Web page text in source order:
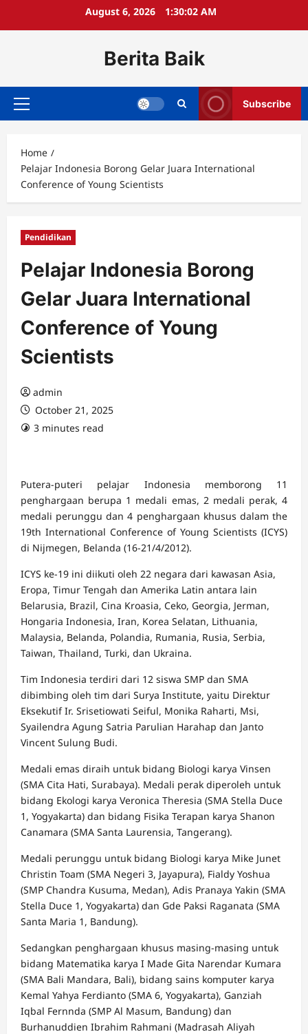
August 6, 2026 1:30:02 AM
Berita Baik
Primary
Subscribe
Home
Pelajar Indonesia Borong Gelar Juara International
Conference of Young Scientists
Pendidikan
Pelajar Indonesia Borong
Gelar Juara International
Conference of Young
Scientists
admin
October 21, 2025
3 minutes read
Putera-puteri pelajar Indonesia memborong 11
penghargaan berupa 1 medali emas, 2 medali perak, 4
medali perunggu dan 4 penghargaan khusus dalam the
19th International Conference of Young Scientists (ICYS)
di Nijmegen, Belanda (16-21/4/2012).
ICYS ke-19 ini diikuti oleh 22 negara dari kawasan Asia,
Eropa, Timur Tengah dan Amerika Latin antara lain
Belarusia, Brazil, Cina Kroasia, Ceko, Georgia, Jerman,
Hongaria Indonesia, Iran, Korea Selatan, Lithuania,
Malaysia, Belanda, Polandia, Rumania, Rusia, Serbia,
Taiwan, Thailand, Turki, dan Ukraina.
Tim Indonesia terdiri dari 12 siswa SMP dan SMA
dibimbing oleh tim dari Surya Institute, yaitu Direktur
Eksekutif Ir. Srisetiowati Seiful, Monika Raharti, Msi,
Syailendra Agung Satria Parulian Harahap dan Janto
Vincent Sulung Budi.
Medali emas diraih untuk bidang Biologi karya Vinsen
(SMA Cita Hati, Surabaya). Medali perak diperoleh untuk
bidang Ekologi karya Veronica Theresia (SMA Stella Duce
1, Yogyakarta) dan bidang Fisika Terapan karya Shanon
Canamara (SMA Santa Laurensia, Tangerang).
Medali perunggu untuk bidang Biologi karya Mike Junet
Christin Toam (SMA Negeri 3, Jayapura), Fialdy Yoshua
(SMP Chandra Kusuma, Medan), Adis Pranaya Yakin (SMA
Stella Duce 1, Yogyakarta) dan Gde Paksi Raganata (SMA
Santa Maria 1, Bandung).
Sedangkan penghargaan khusus masing-masing untuk
bidang Matematika karya I Made Gita Narendar Kumara
(SMA Bali Mandara, Bali), bidang sains komputer karya
Kemal Yahya Ferdianto (SMA 6, Yogyakarta), Ganziah
Iqbal Fernnda (SMP Al Masum, Bandung) dan
Burhanuddien Ibrahim Rahmani (Madrasah Aliyah